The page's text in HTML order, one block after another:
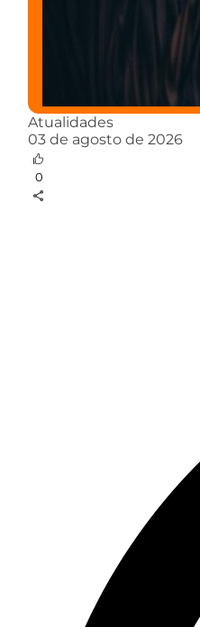
Atualidades
03 de agosto de 2026
0